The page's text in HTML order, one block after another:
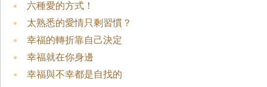
六種愛的方式！
太熟悉的愛情只剩習慣？
幸福的轉折靠自己決定
幸福就在你身邊
幸福與不幸都是自找的